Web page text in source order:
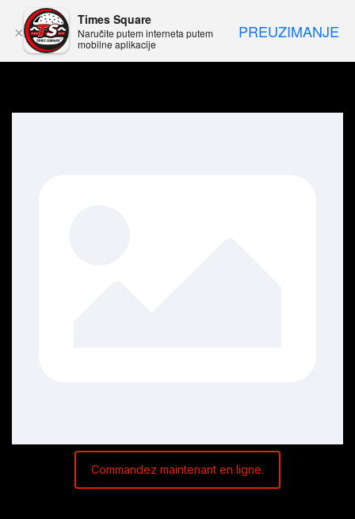
×
Times Square
Naručite putem interneta putem
mobilne aplikacije
PREUZIMANJE
Commandez maintenant en ligne.